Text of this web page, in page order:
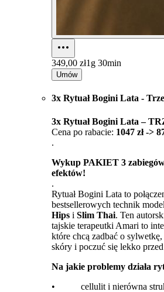
349,00 zł1g 30min
Umów
3x Rytuał Bogini Lata -
3x Rytuał Bogini Lata –
Cena po rabacie: 1047 zł ->
.
Wykup PAKIET 3
efektów!
.
Rytuał Bogini Lata to
bestsellerowych technik
Hips i Slim Thai. Ten
tajskie terapeutki Amari to
które chcą zadbać o
skóry i poczuć się lekko
Na jakie problemy działa
• cellulit i nierówna